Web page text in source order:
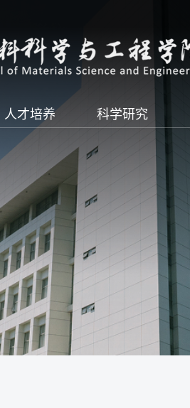
人才培养 科学研究